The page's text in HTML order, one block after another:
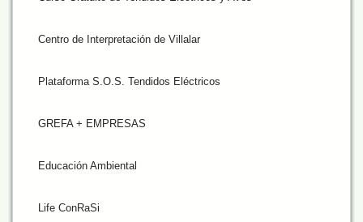
Centro de Interpretación de Villalar
Plataforma S.O.S. Tendidos Eléctricos
GREFA + EMPRESAS
Educación Ambiental
Life ConRaSi